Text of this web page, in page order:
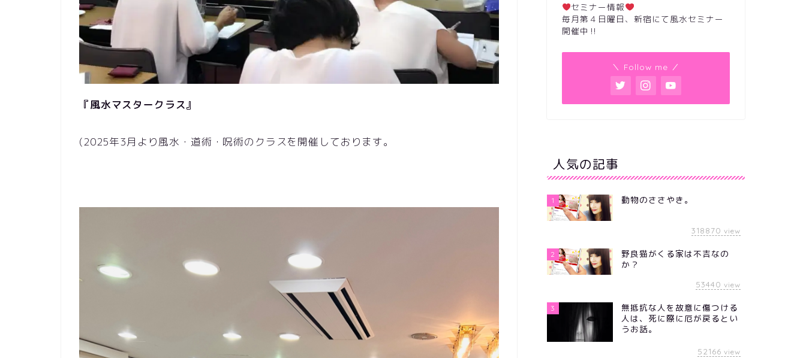
『風水マスタークラス』
(2025年3月より風水・道術・呪術のクラスを開催しております。
セミナー情報
毎月第４日曜日、新宿にて風水セミナー
開催中‼︎
＼ Follow me ／
人気の記事
1 動物のささやき。
318870 view
2
野良猫がくる家は不吉なの
か？
53440 view
3
無抵抗な人を故意に傷つける
人は、死に際に厄が戻るとい
うお話。
52166 view